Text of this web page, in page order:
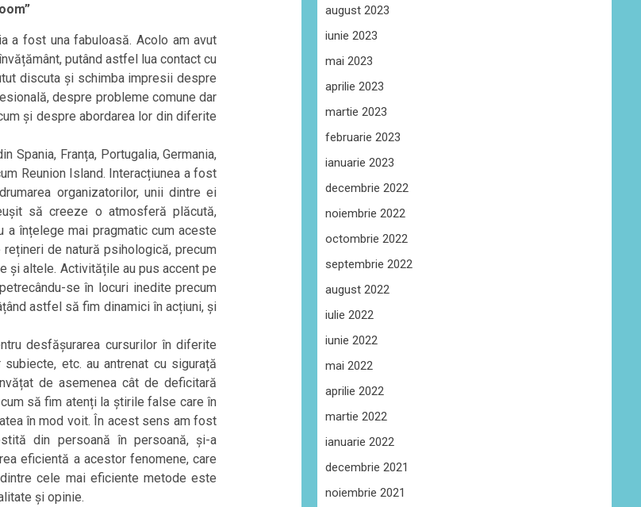
a fost una fabuloasă. Acolo am avut
putând astfel lua contact cu
discuta și schimba impresii despre
despre probleme comune dar
și despre abordarea lor din diferite
Franța, Portugalia, Germania,
Reunion Island. Interacțiunea a fost
organizatorilor, unii dintre ei
să creeze o atmosferă plăcută,
a înțelege mai pragmatic cum aceste
de natură psihologică, precum
și altele. Activitățile au pus accent pe
se în locuri inedite precum
astfel să fim dinamici în acțiuni, și
desfășurarea cursurilor în diferite
etc. au antrenat cu sigurață
de asemenea cât de deficitară
să fim atenți la știrile false care în
în mod voit. În acest sens am fost
din persoană în persoană, și-a
eficientă a acestor fenomene, care
cele mai eficiente metode este
și opinie.
august 2023
iunie 2023
mai 2023
aprilie 2023
martie 2023
februarie 2023
ianuarie 2023
decembrie 2022
noiembrie 2022
octombrie 2022
septembrie 2022
august 2022
iulie 2022
iunie 2022
mai 2022
aprilie 2022
martie 2022
ianuarie 2022
decembrie 2021
noiembrie 2021